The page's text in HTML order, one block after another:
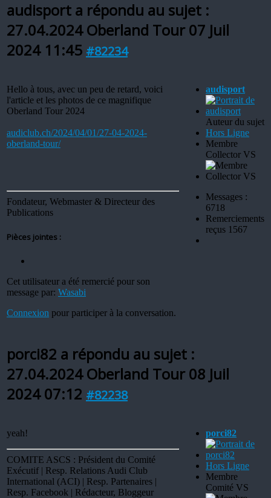
audisport a répondu au sujet :
27.04.2024 Oberland Tour07 Juil
2024 11:45 #82234
Hello à tous, avec un peu de retard, voici
l'article et les photos de ce magnifique
Oberland Tour 2024
audiclub.ch/2024/04/01/27-04-2024-
oberland-tour/
Fondateur, Webmaster & Directeur des
Publications
Pièces jointes :
Cet utilisateur a été remercié pour son
message par: Wasabi
Connexion pour participer à la conversation.
audisport
Auteur du sujet
Hors Ligne
Membre
Collector VS
Messages :
6718
Remerciements
reçus 1567
porci82 a répondu au sujet :
27.04.2024 Oberland Tour08 Juil
2024 07:12 #82238
yeah!
COMITE ASCS : Président du Comité
Exécutif | Resp. Relations Audi Club
International (ACI) | Resp. Partenaires |
Resp. Facebook | Rédacteur, Bloggeur
porci82
Hors Ligne
Membre
Comité VS